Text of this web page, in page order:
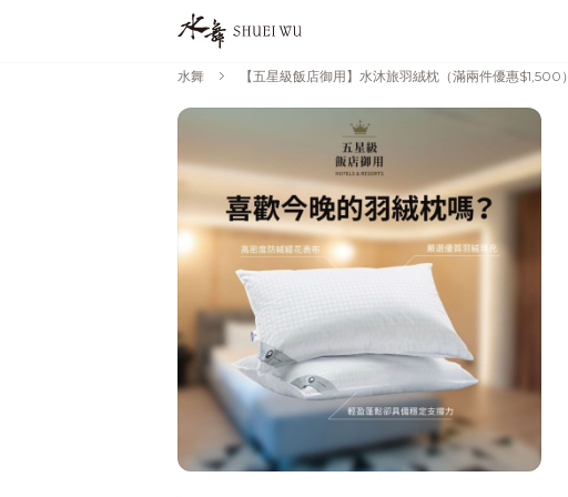
水舞 chevron_right 【五星級飯店御用】水沐旅羽絨枕（滿兩件優惠$1,500）